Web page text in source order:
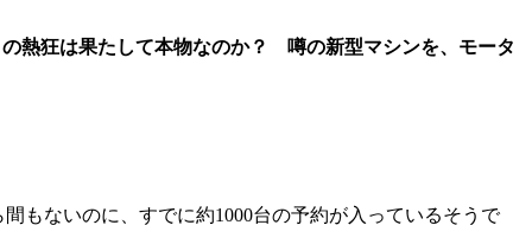
熱狂は果たして本物なのか？ 噂の新型マシンを、モータ
もないのに、すでに約1000台の予約が入っているそうで